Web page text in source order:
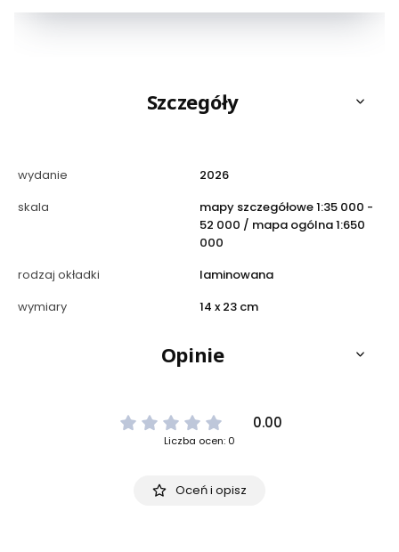
Szczegóły
wydanie
2026
skala
mapy szczegółowe 1:35 000 -
52 000 / mapa ogólna 1:650
000
rodzaj okładki
laminowana
wymiary
14 x 23 cm
Opinie
0.00
Liczba ocen: 0
Oceń i opisz